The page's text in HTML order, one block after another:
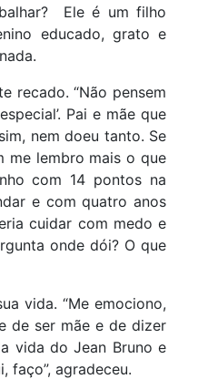
Ele é um filho
educado, grato e
recado. “Não pensem
Pai e mãe que
nem doeu tanto. Se
me lembro mais o que
com 14 pontos na
e com quatro anos
cuidar com medo e
onde dói? O que
vida. “Me emociono,
de ser mãe e de dizer
vida do Jean Bruno e
faço”, agradeceu.